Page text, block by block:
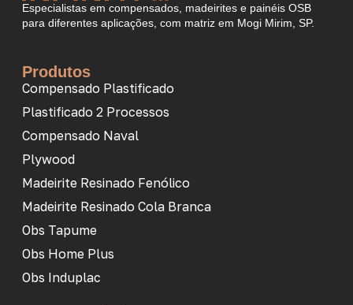
Especialistas em compensados, madeirites e painéis OSB
para diferentes aplicações, com matriz em Mogi Mirim, SP.
Produtos
Compensado Plastificado
Plastificado 2 Processos
Compensado Naval
Plywood
Madeirite Resinado Fenólico
Madeirite Resinado Cola Branca
Obs Tapume
Obs Home Plus
Obs Induplac